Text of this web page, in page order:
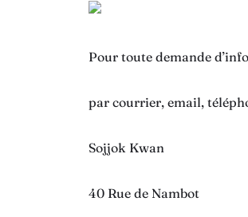
Pour toute demande
par courrier, email,
Sojjok Kwan
40 Rue de Nambot